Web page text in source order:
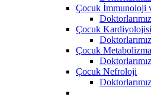
Çocuk İmmunoloji
Doktorlarımız
Çocuk Kardiyolojisi
Doktorlarımız
Çocuk Metabolizma
Doktorlarımız
Çocuk Nefroloji
Doktorlarımız